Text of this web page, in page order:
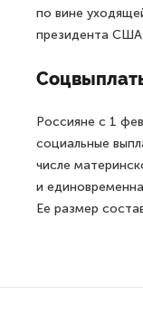
по вине
президента
Россияне с 1
социальные
числе
и
Ее размер